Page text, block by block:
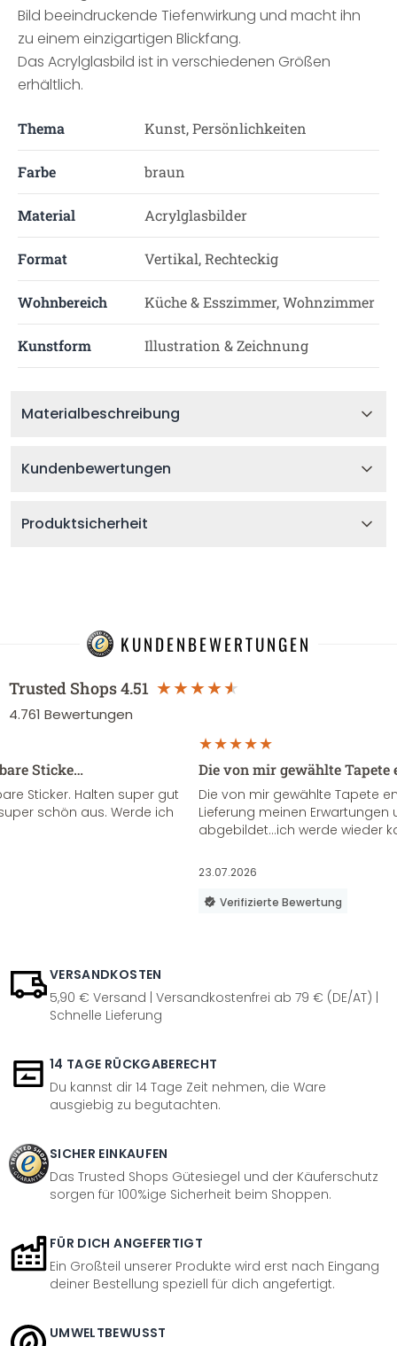
Bild beeindruckende Tiefenwirkung und macht ihn
zu einem einzigartigen Blickfang.
Das Acrylglasbild ist in verschiedenen Größen
erhältlich.
Thema Kunst, Persönlichkeiten
Farbe braun
Material Acrylglasbilder
Format Vertikal, Rechteckig
Wohnbereich Küche & Esszimmer, Wohnzimmer
Kunstform Illustration & Zeichnung
Materialbeschreibung
Kundenbewertungen
Produktsicherheit
KUNDENBEWERTUNGEN
Trusted Shops4.51
4.761 Bewertungen
Sticke…
Sticker. Halten super gut
schön aus. Werde ich
Die von mir gewählte
Die von mir gewählte Tapete
Lieferung meinen Erwartungen
abgebildet...ich werde wieder
23.07.2026
Verifizierte Bewertung
VERSANDKOSTEN
5,90 € Versand | Versandkostenfrei ab 79 € (DE/AT) |
Schnelle Lieferung
14 TAGE RÜCKGABERECHT
Du kannst dir 14 Tage Zeit nehmen, die Ware
ausgiebig zu begutachten.
SICHER EINKAUFEN
Das Trusted Shops Gütesiegel und der Käuferschutz
sorgen für 100%ige Sicherheit beim Shoppen.
FÜR DICH ANGEFERTIGT
Ein Großteil unserer Produkte wird erst nach Eingang
deiner Bestellung speziell für dich angefertigt.
UMWELTBEWUSST